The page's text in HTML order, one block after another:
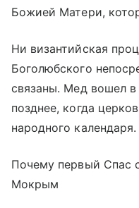
Божией Матери,
Ни византийская
Боголюбского
связаны. Мед вошел
позднее, когда
народного календаря.
Почему первый Спас
Мокрым